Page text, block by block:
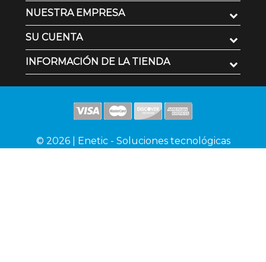
NUESTRA EMPRESA
SU CUENTA
INFORMACIÓN DE LA TIENDA
© 2026 | Enetic - Soluciones tecnológicas